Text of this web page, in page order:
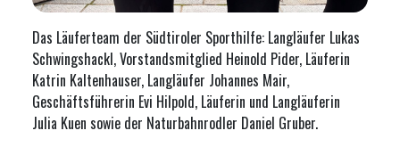
Das Läuferteam der Südtiroler Sporthilfe: Langläufer Lukas
Schwingshackl, Vorstandsmitglied Heinold Pider, Läuferin
Katrin Kaltenhauser, Langläufer Johannes Mair,
Geschäftsführerin Evi Hilpold, Läuferin und Langläuferin
Julia Kuen sowie der Naturbahnrodler Daniel Gruber.